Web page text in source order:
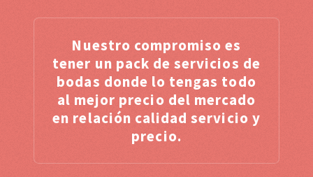
Nuestro compromiso es
tener un pack de servicios de
bodas donde lo tengas todo
al mejor precio del mercado
en relación calidad servicio y
precio.